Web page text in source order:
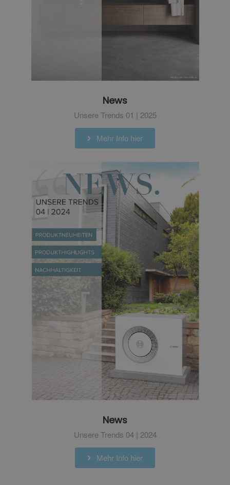
News
Unsere Trends 01 | 2025
Mehr Info hier
News
Unsere Trends 04 | 2024
Mehr Info hier